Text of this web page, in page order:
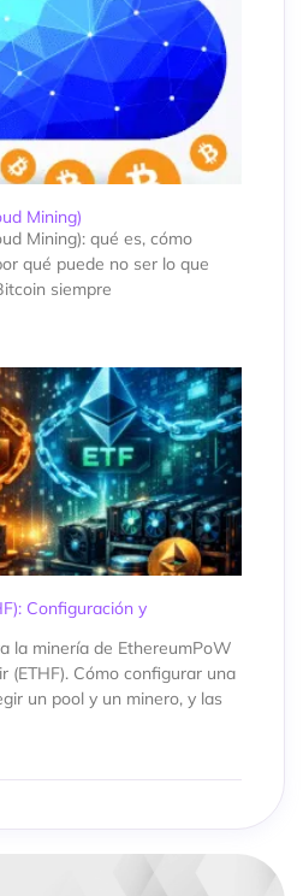
Mining)
Mining): qué es, cómo
qué puede no ser lo que
siempre
Configuración y
la minería de EthereumPoW
(ETHF). Cómo configurar una
un pool y un minero, y las